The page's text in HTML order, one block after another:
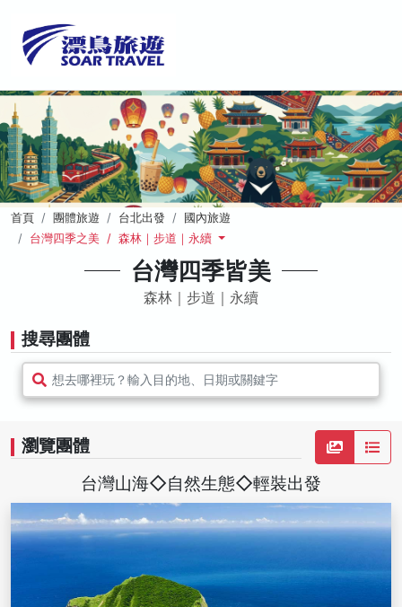
首頁 團體旅遊 台北出發
國內旅遊
台灣四季之美 / 森林｜步道｜永續
台灣四季皆美
森林｜步道｜永續
搜尋團體
想去哪裡玩？輸入目的地、日期或關鍵字
瀏覽團體
台灣山海◇自然生態◇輕裝出發